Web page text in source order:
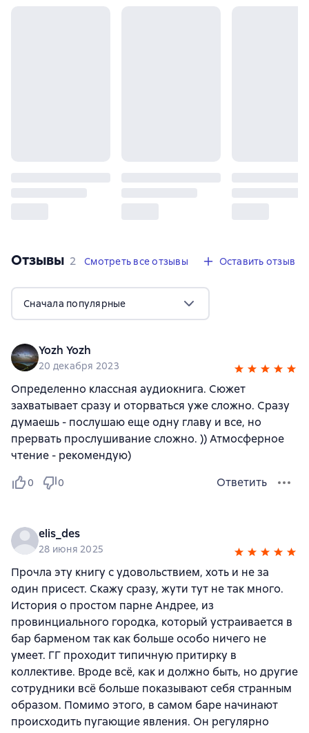
Отзывы 2 отзыва
2 Смотреть все отзывы Оставить отзыв
Сначала популярные
Yozh Yozh
20 декабря 2023
Определенно классная аудиокнига. Сюжет
захватывает сразу и оторваться уже сложно. Сразу
думаешь - послушаю еще одну главу и все, но
прервать прослушивание сложно. )) Атмосферное
чтение - рекомендую)
0 0 Ответить
elis_des
28 июня 2025
Прочла эту книгу с удовольствием, хоть и не за
один присест. Скажу сразу, жути тут не так много.
История о простом парне Андрее, из
провинциального городка, который устраивается в
бар барменом так как больше особо ничего не
умеет. ГГ проходит типичную притирку в
коллективе. Вроде всё, как и должно быть, но другие
сотрудники всё больше показывают себя странным
образом. Помимо этого, в самом баре начинают
происходить пугающие явления. Он регулярно